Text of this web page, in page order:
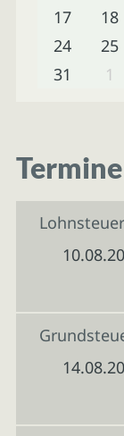
17
18
24
25
31
1
Termine